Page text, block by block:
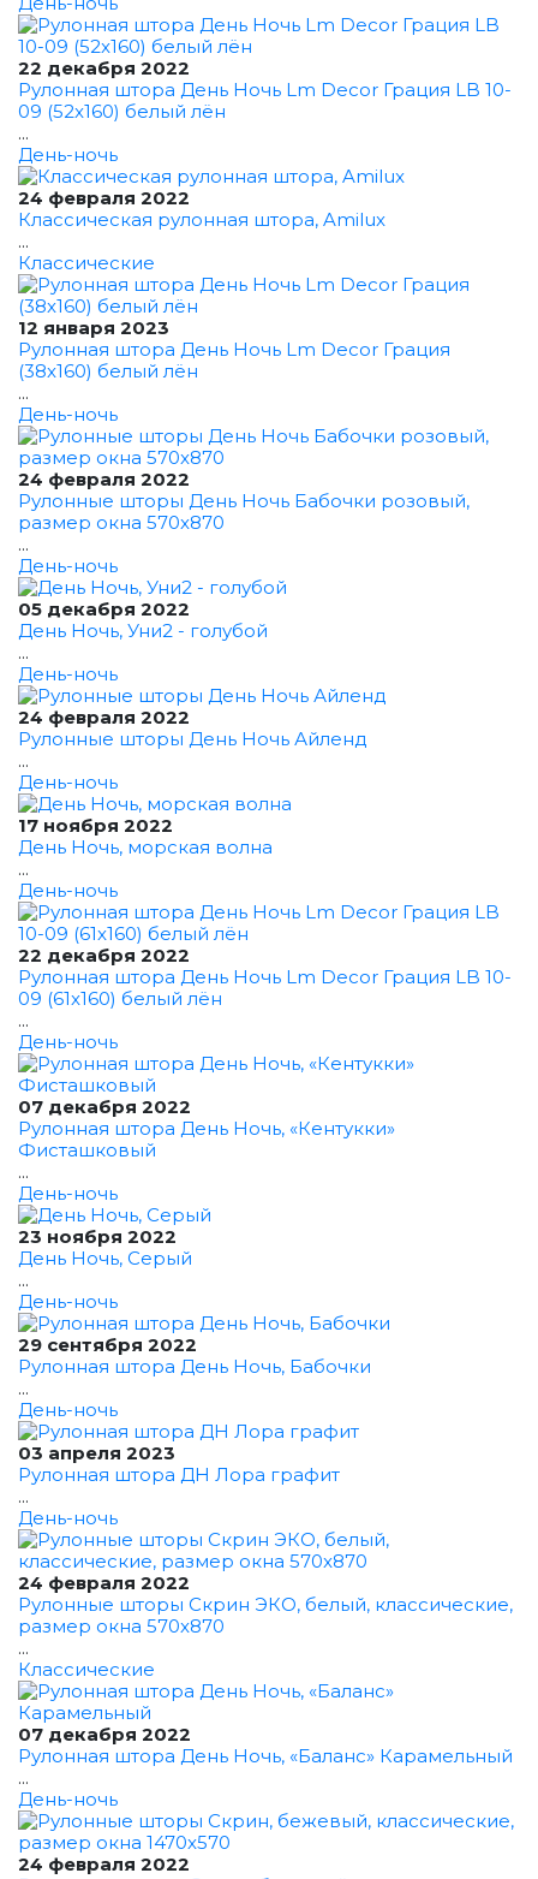
22 декабря 2022
Рулонная штора День Ночь Lm Decor Грация LB 10-
09 (52x160) белый лён
...
День-ночь
24 февраля 2022
Классическая рулонная штора, Amilux
...
Классические
12 января 2023
Рулонная штора День Ночь Lm Decor Грация
(38x160) белый лён
...
День-ночь
24 февраля 2022
Рулонные шторы День Ночь Бабочки розовый,
размер окна 570x870
...
День-ночь
05 декабря 2022
День Ночь, Уни2 - голубой
...
День-ночь
24 февраля 2022
Рулонные шторы День Ночь Айленд
...
День-ночь
17 ноября 2022
День Ночь, морская волна
...
День-ночь
22 декабря 2022
Рулонная штора День Ночь Lm Decor Грация LB 10-
09 (61x160) белый лён
...
День-ночь
07 декабря 2022
Рулонная штора День Ночь, «Кентукки»
Фисташковый
...
День-ночь
23 ноября 2022
День Ночь, Серый
...
День-ночь
29 сентября 2022
Рулонная штора День Ночь, Бабочки
...
День-ночь
03 апреля 2023
Рулонная штора ДН Лора графит
...
День-ночь
24 февраля 2022
Рулонные шторы Скрин ЭКО, белый, классические,
размер окна 570x870
...
Классические
07 декабря 2022
Рулонная штора День Ночь, «Баланс» Карамельный
...
День-ночь
24 февраля 2022